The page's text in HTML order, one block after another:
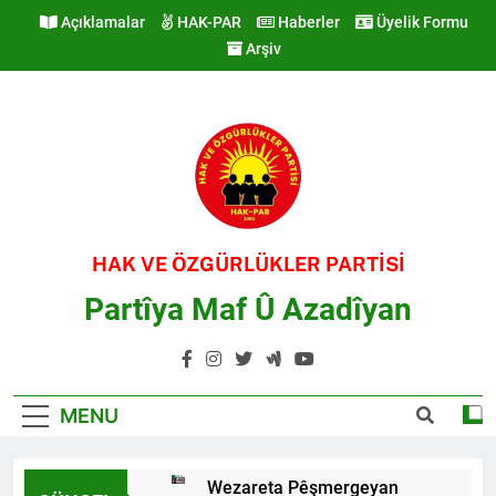
Açıklamalar HAK-PAR Haberler
Üyelik Formu
Arşiv
HAK VE ÖZGÜRLÜKLER PARTİSİ
Partîya Maf Û Azadîyan
MENU
Wezareta Pêşmergeyan